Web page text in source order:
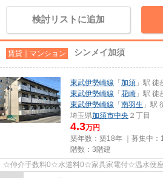
検討リストに追加
賃貸｜マンション シンメイ加須
東武伊勢崎線 「 加須 」駅 徒
東武伊勢崎線 「 花崎 」駅 徒
東武伊勢崎線 「 南羽生 」駅
埼玉県加須市中央 ２丁目
4.3万円
築年数：築18年 ｜募集中：
階数：3階建
☆仲介手数料0☆水道料0☆家具家電付☆温水便